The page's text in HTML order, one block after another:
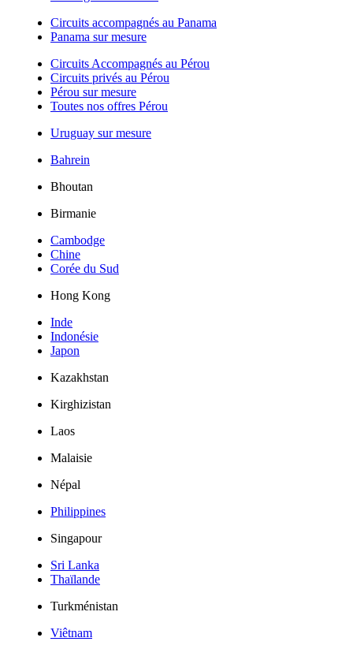
Circuits accompagnés au Panama
Panama sur mesure
Circuits Accompagnés au Pérou
Circuits privés au Pérou
Pérou sur mesure
Toutes nos offres Pérou
Uruguay sur mesure
Bahrein
Bhoutan
Birmanie
Cambodge
Chine
Corée du Sud
Hong Kong
Inde
Indonésie
Japon
Kazakhstan
Kirghizistan
Laos
Malaisie
Népal
Philippines
Singapour
Sri Lanka
Thaïlande
Turkménistan
Viêtnam